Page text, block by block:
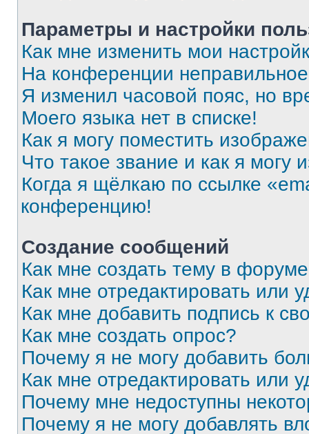
Параметры и настройки
Как мне изменить мои
На конференции
Я изменил часовой пояс, но
Моего языка нет в списке!
Как я могу поместить
Что такое звание и как я могу
Когда я щёлкаю по ссылке
конференцию!
Создание сообщений
Как мне создать тему в
Как мне отредактировать или
Как мне добавить подпись к
Как мне создать опрос?
Почему я не могу добавить
Как мне отредактировать или
Почему мне недоступны
Почему я не могу добавлять